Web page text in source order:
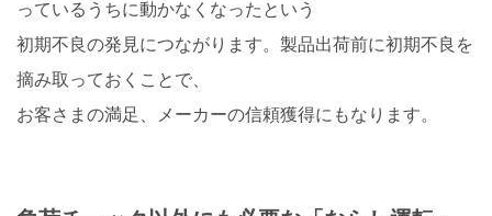
っているうちに動かなくなったという
初期不良の発見につながります。製品出荷前に初期不良を
摘み取っておくことで、
お客さまの満足、メーカーの信頼獲得にもなります。